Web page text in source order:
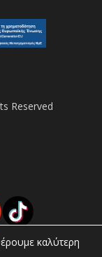
Reserved
καλύτερη